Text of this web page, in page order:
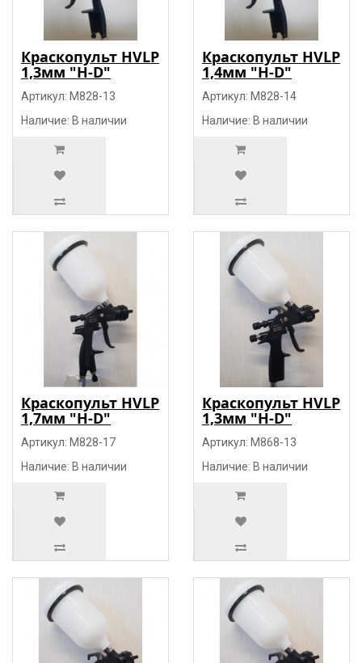
Краскопульт HVLP
1,3мм "H-D"
Артикул: M828-13
Наличие: В наличии
Краскопульт HVLP
1,4мм "H-D"
Артикул: M828-14
Наличие: В наличии
Краскопульт HVLP
1,7мм "H-D"
Артикул: M828-17
Наличие: В наличии
Краскопульт HVLP
1,3мм "H-D"
Артикул: M868-13
Наличие: В наличии